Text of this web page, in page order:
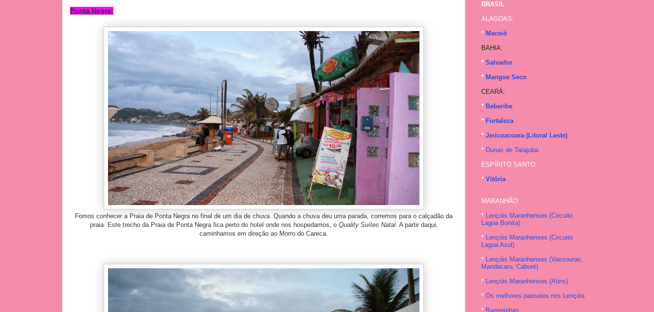
Ponta Negra:
Fomos conhecer a Praia de Ponta Negra no final de um dia de chuva. Quando a chuva deu uma parada, corremos para o calçadão da
praia. Este trecho da Praia de Ponta Negra fica perto do hotel onde nos hospedamos, o Quality Suítes Natal. A partir daqui,
caminhamos em direção ao Morro do Careca.
BRASIL
ALAGOAS:
* Maceió
BAHIA:
* Salvador
* Mangue Seco
CEARÁ:
* Beberibe
* Fortaleza
* Jericoacoara (Litoral Leste)
* Dunas de Tatajuba
ESPÍRITO SANTO:
* Vitória
MARANHÃO:
* Lençóis Maranhenses (Circuito
Lagoa Bonita)
* Lençóis Maranhenses (Circuito
Lagoa Azul)
* Lençóis Maranhenses (Vassouras,
Mandacaru, Caburé)
* Lençóis Maranhenses (Atins)
* Os melhores passeios nos Lençóis
* Barreirinhas